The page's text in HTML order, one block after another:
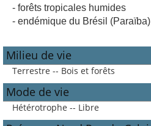
- forêts tropicales humides
- endémique du Brésil (Paraïba)
Milieu de vie
Terrestre -- Bois et forêts
Mode de vie
Hétérotrophe -- Libre